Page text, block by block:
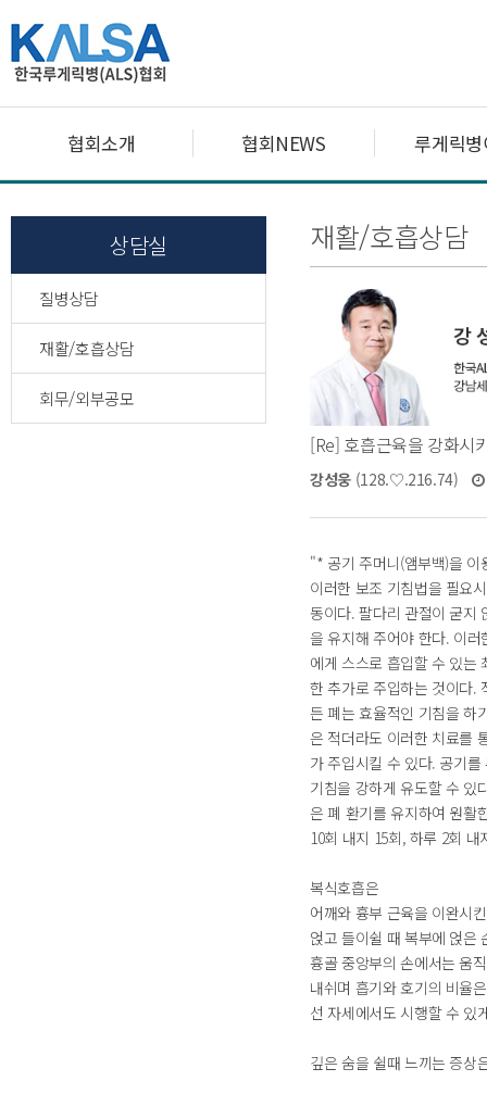
협회소개 협회NEWS 루게릭
상담실
질병상담
재활/호흡상담
회무/외부공모
재활/호흡상담
[Re] 호흡근육을 강화시
강성웅(128.♡.216.74)
"* 공기 주머니(앰부백)을 이
이러한 보조 기침법을 필요
동이다. 팔다리 관절이 굳지
을 유지해 주어야 한다. 이
에게 스스로 흡입할 수 있는
한 추가로 주입하는 것이다.
든 폐는 효율적인 기침을 하
은 적더라도 이러한 치료를
가 주입시킬 수 있다. 공기
기침을 강하게 유도할 수 있
은 폐 환기를 유지하여 원활
10회 내지 15회, 하루 2회 내
복식호흡은
어깨와 흉부 근육을 이완시
얹고 들이쉴 때 복부에 얹은
흉골 중앙부의 손에서는 움
내쉬며 흡기와 호기의 비율
선 자세에서도 시행할 수 있
깊은 숨을 쉴때 느끼는 증상